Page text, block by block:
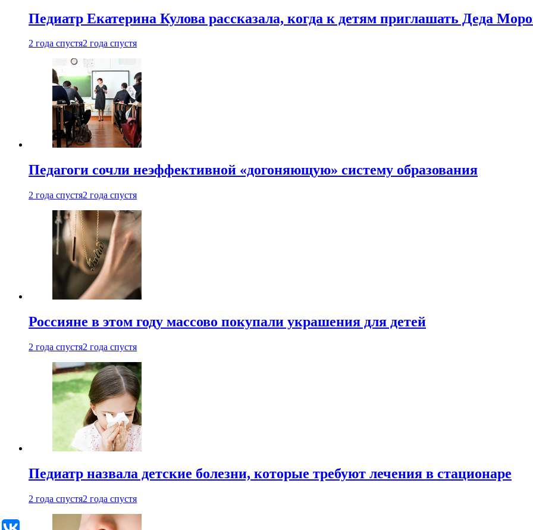
Педиатр Екатерина Кулова рассказала, когда к детям приглашать Деда
2 года спустя2 года спустя
Педагоги сочли неэффективной «догоняющую» систему образования
2 года спустя2 года спустя
Россияне в этом году массово покупали украшения для детей
2 года спустя2 года спустя
Педиатр назвала детские болезни, которые требуют лечения в стационаре
2 года спустя2 года спустя